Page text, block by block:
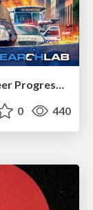
The Mindset for Success: Future Career Progression
0 440